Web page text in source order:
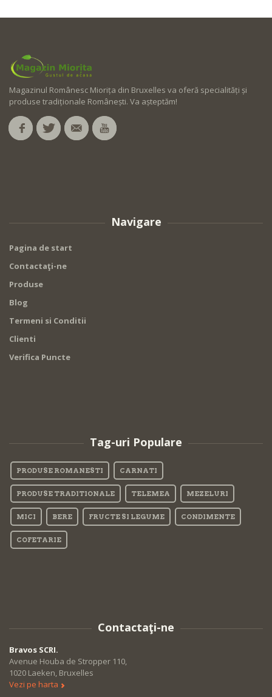
Magazinul Românesc Miorița din Bruxelles va oferă specialități și
produse tradiționale Românești. Va așteptăm!
Navigare
Pagina de start
Contactaţi-ne
Produse
Blog
Termeni si Conditii
Clienti
Verifica Puncte
Tag-uri Populare
PRODUSE ROMANESTI CARNATI
PRODUSE TRADITIONALE TELEMEA MEZELURI
MICI BERE FRUCTE SI LEGUME CONDIMENTE
COFETARIE
Contactaţi-ne
Bravos SCRI.
Avenue Houba de Stropper 110,
1020 Laeken, Bruxelles
Vezi pe harta